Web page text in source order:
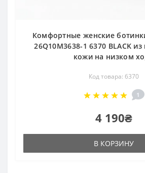
Комфортные женские
26Q10M3638-1 6370 BLACK
кожи на низком
Код товара: 6370
1
4 190₴
В КОРЗИНУ